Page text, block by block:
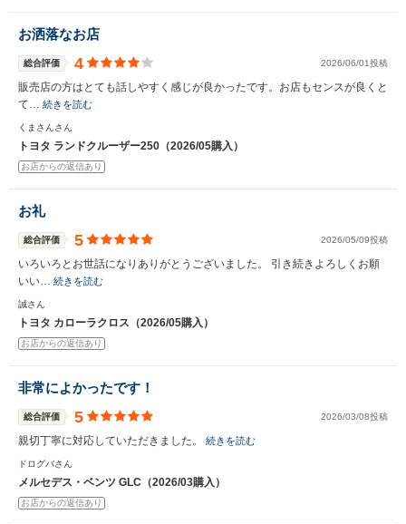
お洒落なお店
総合評価 4 2026/06/01投稿
販売店の方はとても話しやすく感じが良かったです。お店もセンスが良くと
て… 続きを読む
くまさんさん
トヨタ ランドクルーザー250（2026/05購入）
お店からの返信あり
お礼
総合評価 5 2026/05/09投稿
いろいろとお世話になりありがとうございました。 引き続きよろしくお願
いい… 続きを読む
誠さん
トヨタ カローラクロス（2026/05購入）
お店からの返信あり
非常によかったです！
総合評価 5 2026/03/08投稿
親切丁寧に対応していただきました。 続きを読む
ドログバさん
メルセデス・ベンツ GLC（2026/03購入）
お店からの返信あり